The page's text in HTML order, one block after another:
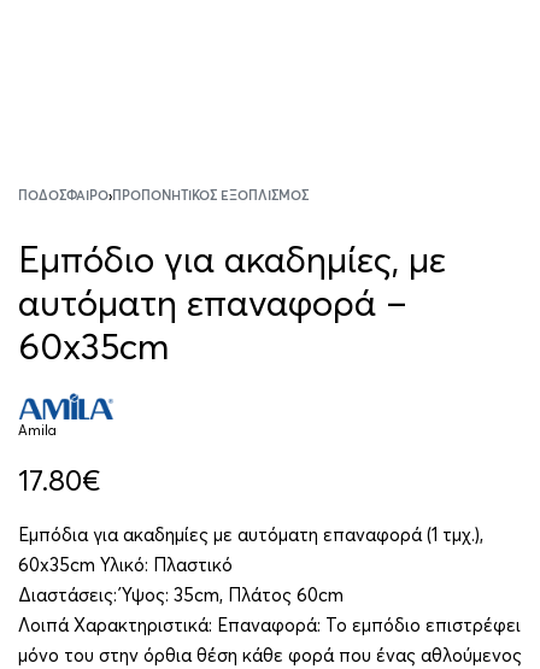
ΠΟΔΌΣΦΑΙΡΟ› ΠΡΟΠΟΝΗΤΙΚΌΣ ΕΞΟΠΛΙΣΜΌΣ
Εμπόδιο για ακαδημίες, με
αυτόματη επαναφορά –
60x35cm
Amila
17.80€
Εμπόδια για ακαδημίες με αυτόματη επαναφορά (1 τμχ.),
60x35cm Υλικό: Πλαστικό
Διαστάσεις: Ύψος: 35cm, Πλάτος 60cm
Λοιπά Χαρακτηριστικά: Επαναφορά: Το εμπόδιο επιστρέφει
μόνο του στην όρθια θέση κάθε φορά που ένας αθλούμενος